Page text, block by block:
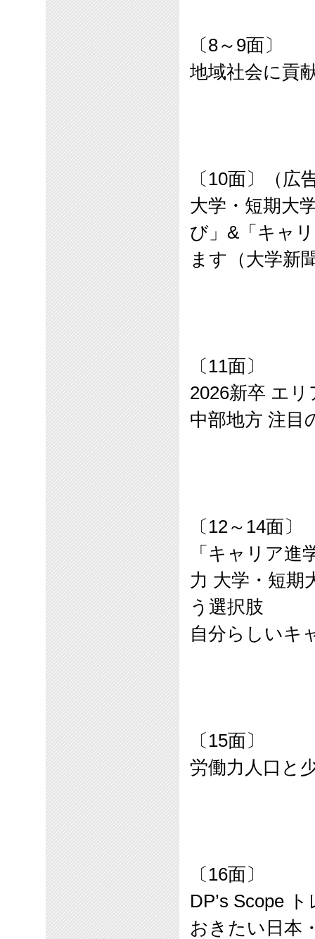
〔 8～ 9面〕
地域社会に貢
〔 10面〕（広
大学・短期大
び」 & 「キャ
ます（大学新
〔 11面〕
2026新卒 エリ
中部地方 注
〔 12～ 14面〕
「キャリア
力 大学・短期
う選択肢
自分らしいキ
〔 15面〕
労働力人口と
〔 16面〕
DP’s Scope
おきたい日本